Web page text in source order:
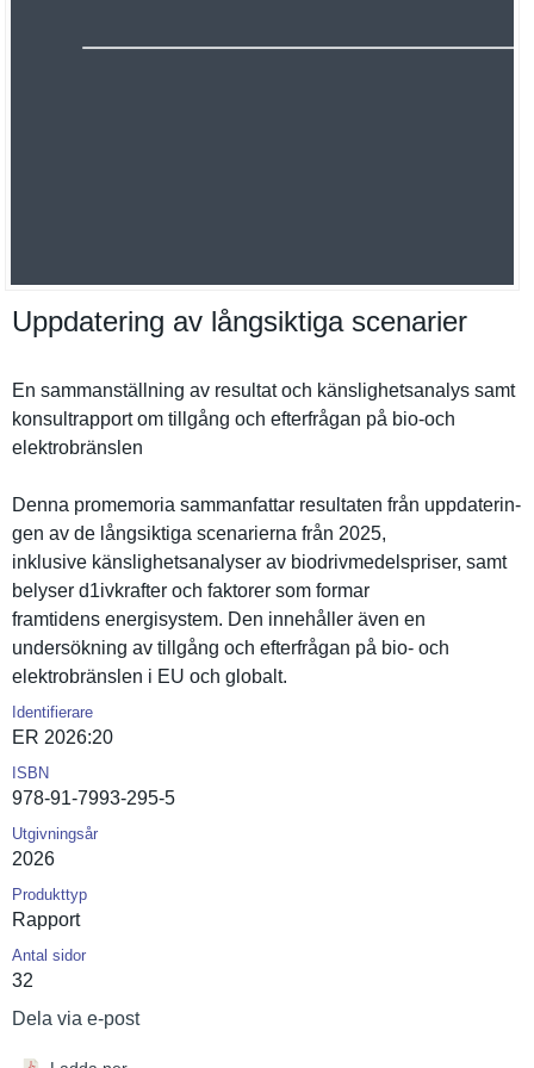
Uppdatering av långsiktiga scenarier
En sammanstäl­lning av resultat och känslighet­sanalys samt
konsultrap­port om tillgång och efterfråga­n på bio-och
elektrobrä­nslen
Denna promemoria sammanfatt­ar resultaten från uppdaterin­
gen av de långsiktig­a scenariern­a från 2025,
inklusive känslighet­sanalyser av biodrivmed­elspriser, samt
belyser d1ivkrafte­r och faktorer som formar
framtidens energisyst­em. Den innehåller även en
undersökni­ng av tillgång och efterfråga­n på bio- och
elektrobrä­nslen i EU och globalt.
Identifierare
ER 2026:20
ISBN
978-91-7993-295-5
Utgivningsår
2026
Produkttyp
Rapport
Antal sidor
32
Dela via e-post